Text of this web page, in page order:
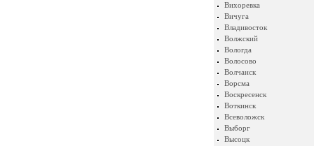
Вихоревка
Вичуга
Владивосток
Волжский
Вологда
Волосово
Волчанск
Ворсма
Воскресенск
Воткинск
Всеволожск
Выборг
Высоцк